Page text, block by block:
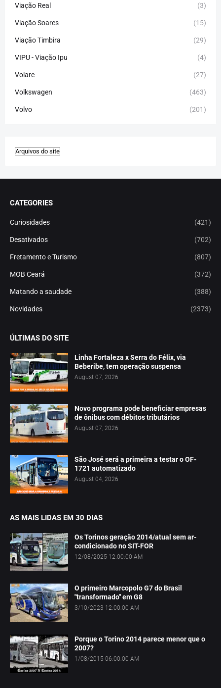
Viação Real (3)
Viação Soares (15)
Viação Timbira (29)
VIPU - Viação Ipu (4)
Volare (27)
Volkswagen (463)
Volvo (201)
CATEGORIES
Curiosidades (421)
Desativados (702)
Fretamento e Turismo (807)
MOB Ceará (372)
Matando a saudade (388)
Novidades (2373)
ÚLTIMAS DO SITE
Linha Fortaleza x Serra do Félix, via
Beberibe, tem operação suspensa
August 07, 2026
Novo programa pode beneficiar empresas
de ônibus com débitos tributários
August 07, 2026
São José será a primeira a testar o OF-
1721 automatizado
August 04, 2026
AS MAIS LIDAS EM 30 DIAS
Os Torinos geração 2014/atual sem ar-
condicionado no SIT-FOR
12/08/2025 12:00:00 AM
O primeiro Marcopolo G7 do Brasil
"transformado" em G8
3/10/2023 12:00:00 AM
Porque o Torino 2014 parece menor que o
2007?
1/08/2015 06:00:00 AM